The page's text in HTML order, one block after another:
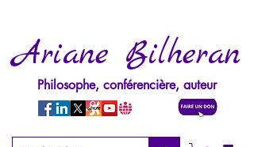
Ariane Bilheran
Philosophe, conférencière, auteur